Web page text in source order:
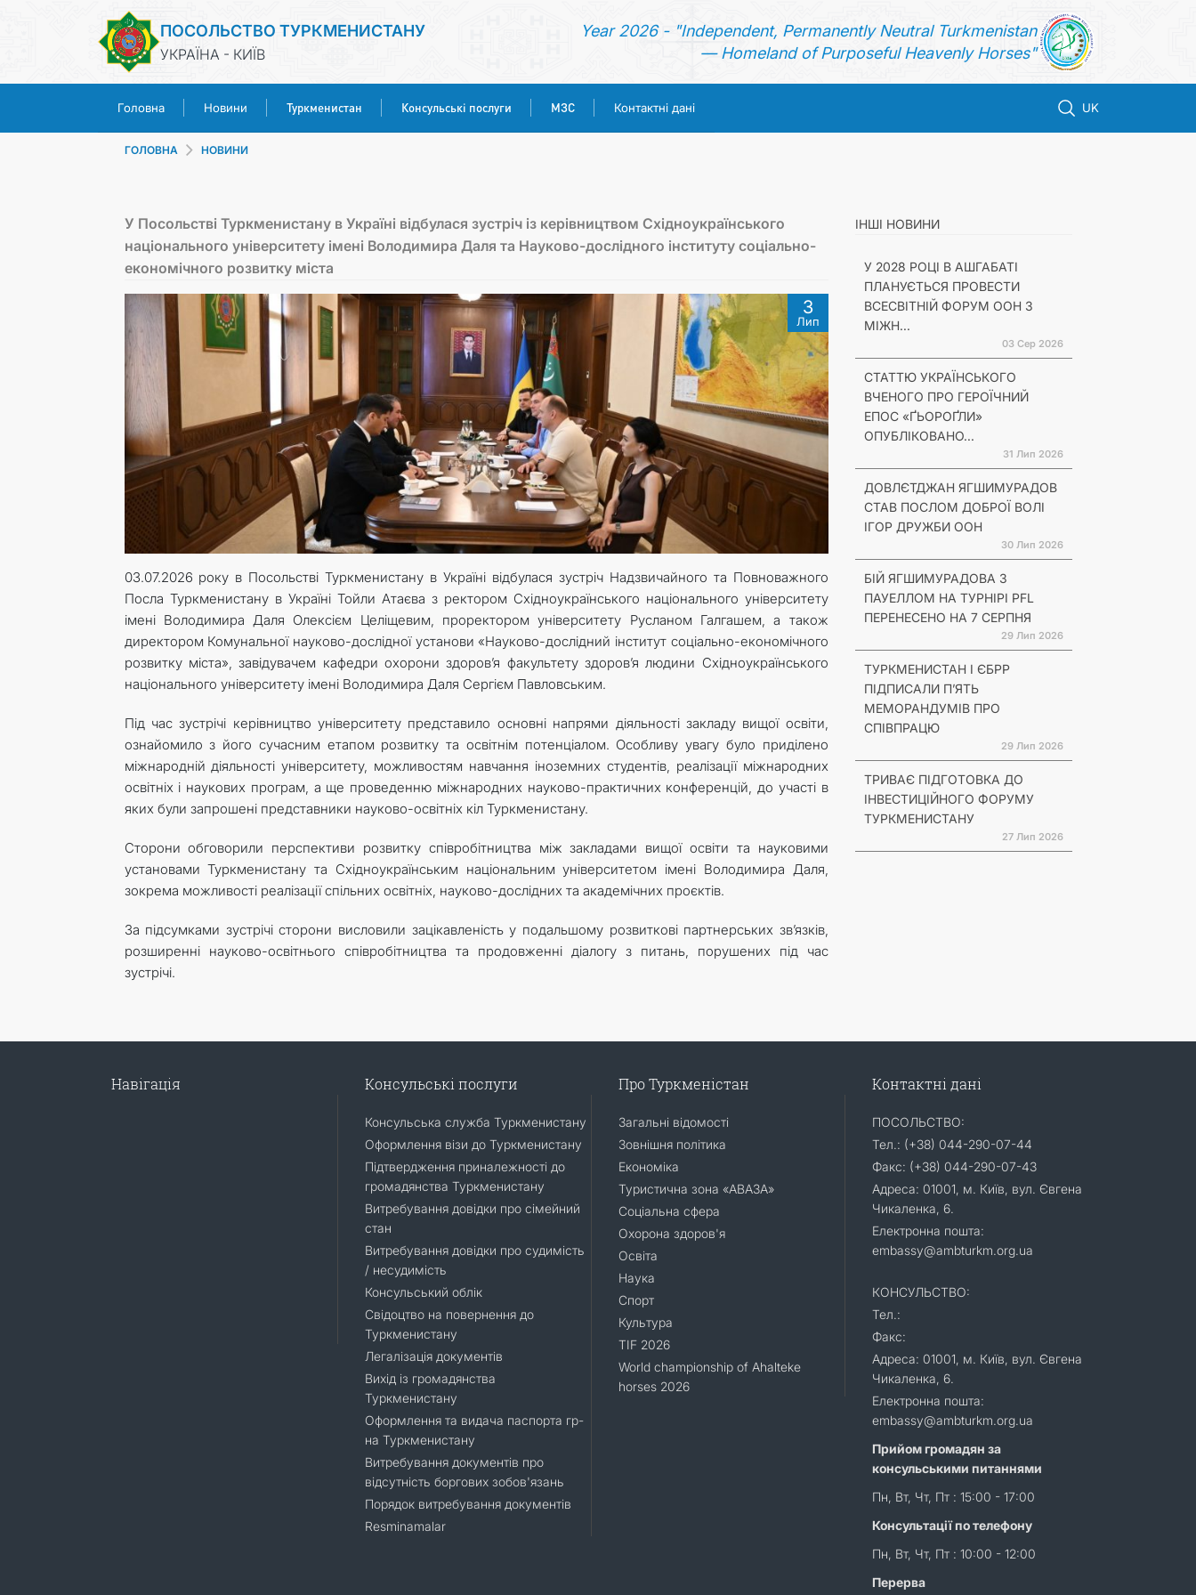
ПОСОЛЬСТВО ТУРКМЕНИСТАНУ
УКРАЇНА - КИЇВ
Year 2026 - "Independent, Permanently Neutral Turkmenistan
— Homeland of Purposeful Heavenly Horses"
Головна Новини Туркменистан Консульські послуги МЗС Контактні дані UK
ТУРКМЕНИСТАН
КОНСУЛЬСЬКІ ПОСЛУГИ
МЗС
КОНТАКТНІ ДАНІ
ГОЛОВНА НОВИНИ
У Посольстві Туркменистану в Україні відбулася зустріч із керівництвом Східноукраїнського
національного університету імені Володимира Даля та Науково-дослідного інституту соціально-
економічного розвитку міста
3
Лип
03.07.2026 року в Посольстві Туркменистану в Україні відбулася зустріч Надзвичайного та Повноважного
Посла Туркменистану в Україні Тойли Атаєва з ректором Східноукраїнського національного університету
імені Володимира Даля Олексієм Целіщевим, проректором університету Русланом Галгашем, а також
директором Комунальної науково-дослідної установи «Науково-дослідний інститут соціально-економічного
розвитку міста», завідувачем кафедри охорони здоров’я факультету здоров’я людини Східноукраїнського
національного університету імені Володимира Даля Сергієм Павловським.
Під час зустрічі керівництво університету представило основні напрями діяльності закладу вищої освіти,
ознайомило з його сучасним етапом розвитку та освітнім потенціалом. Особливу увагу було приділено
міжнародній діяльності університету, можливостям навчання іноземних студентів, реалізації міжнародних
освітніх і наукових програм, а ще проведенню міжнародних науково-практичних конференцій, до участі в
яких були запрошені представники науково-освітніх кіл Туркменистану.
Сторони обговорили перспективи розвитку співробітництва між закладами вищої освіти та науковими
установами Туркменистану та Східноукраїнським національним університетом імені Володимира Даля,
зокрема можливості реалізації спільних освітніх, науково-дослідних та академічних проєктів.
За підсумками зустрічі сторони висловили зацікавленість у подальшому розвиткові партнерських зв’язків,
розширенні науково-освітнього співробітництва та продовженні діалогу з питань, порушених під час
зустрічі.
ІНШІ НОВИНИ
У 2028 РОЦІ В АШГАБАТІ
ПЛАНУЄТЬСЯ ПРОВЕСТИ
ВСЕСВІТНІЙ ФОРУМ ООН З
МІЖН...
03 Сер 2026
СТАТТЮ УКРАЇНСЬКОГО
ВЧЕНОГО ПРО ГЕРОЇЧНИЙ
ЕПОС «ҐЬОРОҐЛИ»
ОПУБЛІКОВАНО...
31 Лип 2026
ДОВЛЄТДЖАН ЯГШИМУРАДОВ
СТАВ ПОСЛОМ ДОБРОЇ ВОЛІ
ІГОР ДРУЖБИ ООН
30 Лип 2026
БІЙ ЯГШИМУРАДОВА З
ПАУЕЛЛОМ НА ТУРНІРІ PFL
ПЕРЕНЕСЕНО НА 7 СЕРПНЯ
29 Лип 2026
ТУРКМЕНИСТАН І ЄБРР
ПІДПИСАЛИ П’ЯТЬ
МЕМОРАНДУМІВ ПРО
СПІВПРАЦЮ
29 Лип 2026
ТРИВАЄ ПІДГОТОВКА ДО
ІНВЕСТИЦІЙНОГО ФОРУМУ
ТУРКМЕНИСТАНУ
27 Лип 2026
Навігація Консульські послуги
Консульська служба Туркменистану
Оформлення візи до Туркменистану
Підтвердження приналежності до
громадянства Туркменистану
Витребування довідки про сімейний
стан
Витребування довідки про судимість
/ несудимість
Консульський облік
Свідоцтво на повернення до
Туркменистану
Легалізація документів
Вихід із громадянства
Туркменистану
Оформлення та видача паспорта гр-
на Туркменистану
Витребування документів про
відсутність боргових зобов'язань
Порядок витребування документів
Resminamalar
Про Туркменістан
Загальні відомості
Зовнішня політика
Економіка
Туристична зона «АВАЗА»
Соціальна сфера
Охорона здоров'я
Освіта
Наука
Спорт
Культура
TIF 2026
World championship of Ahalteke
horses 2026
Контактні дані
ПОСОЛЬСТВО:
Тел.: (+38) 044-290-07-44
Факс: (+38) 044-290-07-43
Адреса: 01001, м. Київ, вул. Євгена
Чикаленка, 6.
Електронна пошта:
embassy@ambturkm.org.ua
КОНСУЛЬСТВО:
Тел.:
Факс:
Адреса: 01001, м. Київ, вул. Євгена
Чикаленка, 6.
Електронна пошта:
embassy@ambturkm.org.ua
Прийом громадян за
консульськими питаннями
Пн, Вт, Чт, Пт : 15:00 - 17:00
Консультації по телефону
Пн, Вт, Чт, Пт : 10:00 - 12:00
Перерва